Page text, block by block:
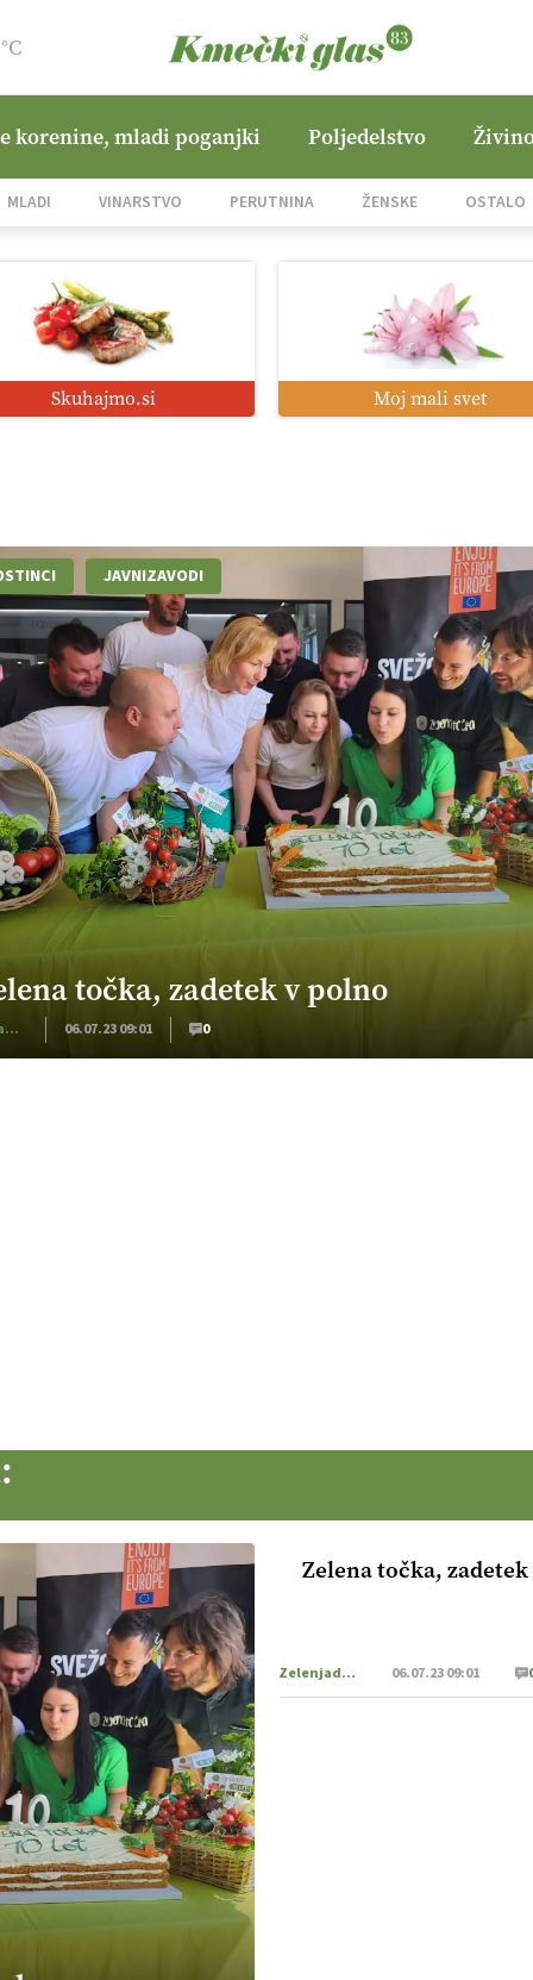
korenine, mladi poganjki Poljedelstvo
MLADI VINARSTVO PERUTNINA ŽENSKE OSTALO
Skuhajmo.si Moj mali svet
JAVNIZAVODI
točka, zadetek v polno
Zelenjadarstvo 06.07.23 09:01 0
Zelena točka,
Zelenjadarstvo 06.07.23 09:01